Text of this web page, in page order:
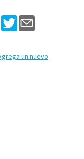
un nuevo